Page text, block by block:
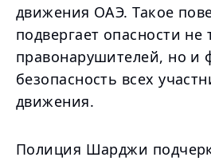
движения ОАЭ. Такое
подвергает опасности не
правонарушителей, но и
безопасность всех
движения.
Полиция Шарджи